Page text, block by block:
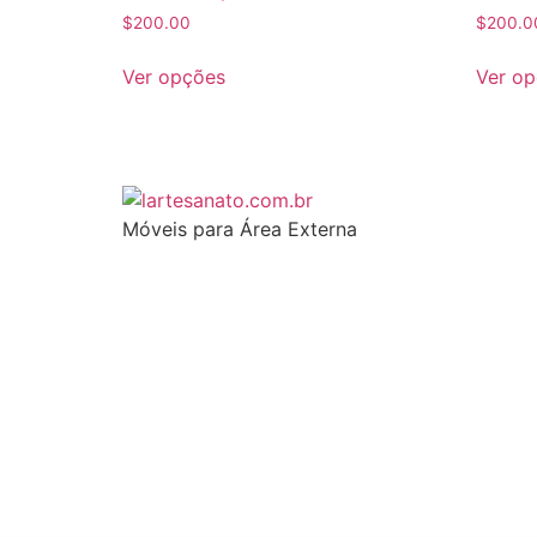
$200.00
Ver opções
$
Ver
Móveis para Área Externa